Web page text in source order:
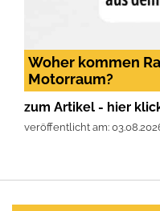
Woher kommen
Motorraum?
zum Artikel - hier
veröffentlicht am: